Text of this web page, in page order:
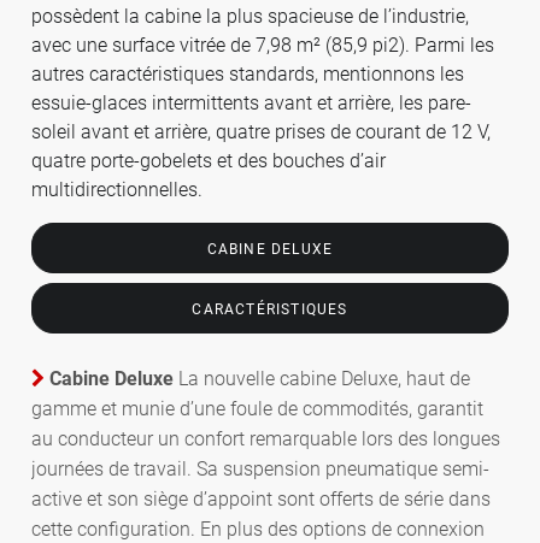
possèdent la cabine la plus spacieuse de l’industrie,
avec une surface vitrée de 7,98 m² (85,9 pi2). Parmi les
autres caractéristiques standards, mentionnons les
essuie-glaces intermittents avant et arrière, les pare-
soleil avant et arrière, quatre prises de courant de 12 V,
quatre porte-gobelets et des bouches d’air
multidirectionnelles.
CABINE DELUXE
CARACTÉRISTIQUES
Cabine Deluxe La nouvelle cabine Deluxe, haut de
gamme et munie d’une foule de commodités, garantit
au conducteur un confort remarquable lors des longues
journées de travail. Sa suspension pneumatique semi-
active et son siège d’appoint sont offerts de série dans
cette configuration. En plus des options de connexion